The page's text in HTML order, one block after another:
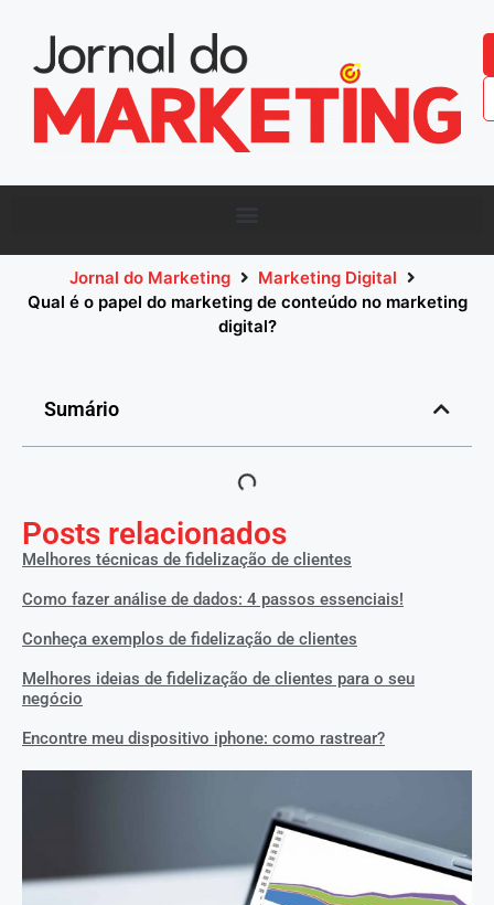
Jornal do Marketing
Marketing Digital
Qual é o papel do marketing de conteúdo no marketing
digital?
Sumário
Posts relacionados
Melhores técnicas de fidelização de clientes
Como fazer análise de dados: 4 passos essenciais!
Conheça exemplos de fidelização de clientes
Melhores ideias de fidelização de clientes para o seu
negócio
Encontre meu dispositivo iphone: como rastrear?